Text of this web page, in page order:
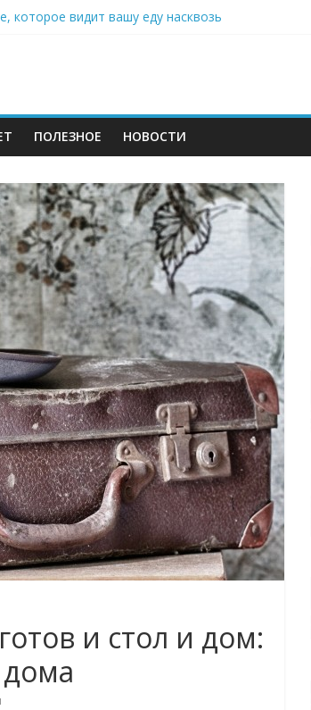
которое видит вашу еду насквозь
ПОЛЕЗНОЕ НОВОСТИ
и стол и дом: